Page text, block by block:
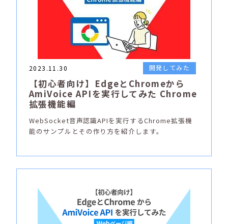
2023.11.30 開発してみた
【初心者向け】EdgeとChromeから
AmiVoice APIを実行してみた Chrome
拡張機能編
WebSocket音声認識APIを実行するChrome拡張機
能のサンプルとその作り方を紹介します。